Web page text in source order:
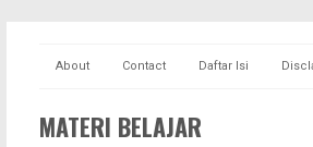
Daftar Isi
Contact
About
MATERI BELAJAR